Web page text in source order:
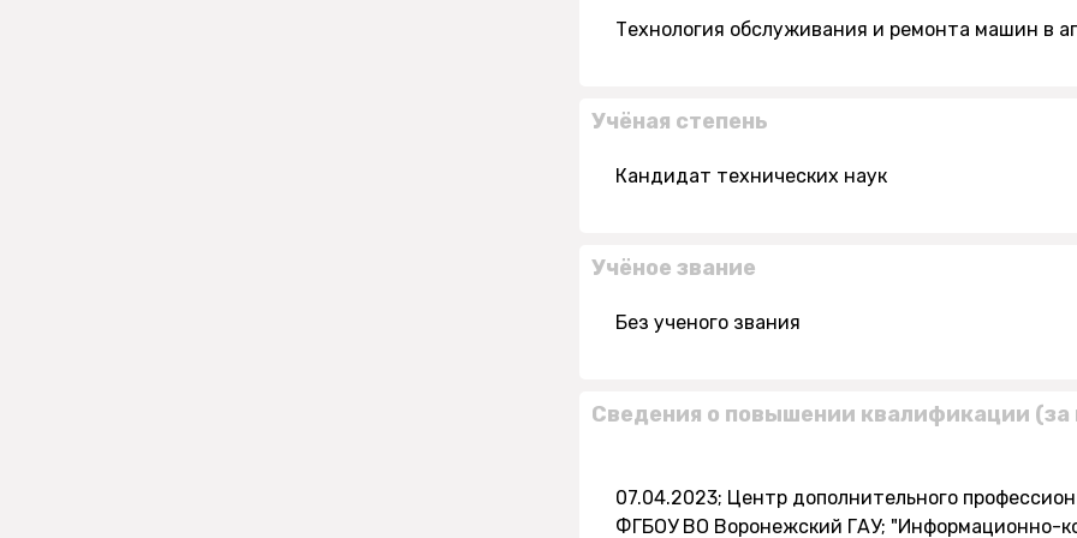
Технология обслуживания и ремонта машин в
Учёная степень
Кандидат технических наук
Учёное звание
Без ученого звания
Сведения о повышении квалификации (за
07.04.2023; Центр дополнительного
ФГБОУ ВО Воронежский ГАУ; "Информационно-